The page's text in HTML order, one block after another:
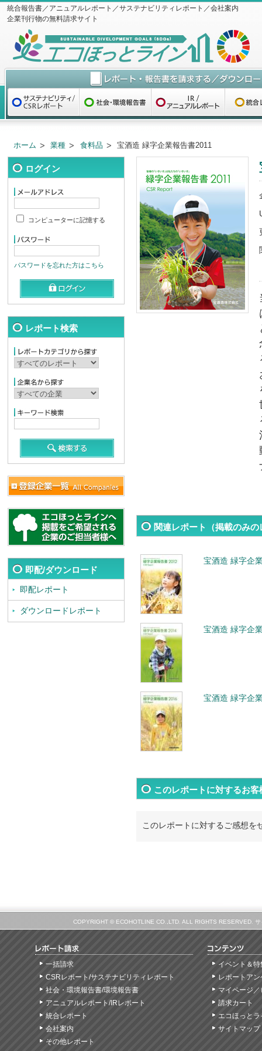
統合報告書／アニュアルレポート／サステナビリティレポート／会社案内
企業刊行物の無料請求サイト
ホーム 業種 食料品 宝酒造 緑字企業報告書2011
ログイン
コンピューターに記憶する
パスワードを忘れた方はこちら
レポート検索
即配/ダウンロード
即配レポート
ダウンロードレポート
関連レポート（掲載のみ
宝酒造 緑字企
宝酒造 緑字企
宝酒造 緑字企
このレポートに対するお客
このレポートに対するご感想を
COPYRIGHT © ECOHOTLINE CO.,LTD. ALL RIGHTS RESERVED.
一括請求
CSRレポート/サステナビリティレポート
社会・環境報告書/環境報告書
アニュアルレポート/IRレポート
統合レポート
会社案内
その他レポート
イベント＆特
レポートア
マイページ
請求カート
エコほっと
サイトマップ